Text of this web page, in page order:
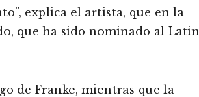
explica el artista, que en la
que ha sido nominado al Latin
de Franke, mientras que la